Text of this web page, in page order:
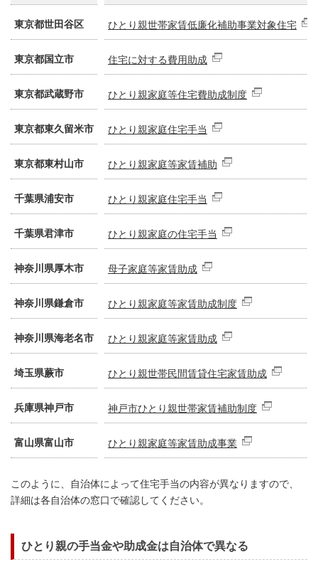
東京都世田谷区 ひとり親世帯家賃低廉化補助事業対象住宅
東京都国立市 住宅に対する費用助成
東京都武蔵野市 ひとり親家庭等住宅費助成制度
東京都東久留米市 ひとり親家庭住宅手当
東京都東村山市 ひとり親家庭等家賃補助
千葉県浦安市 ひとり親家庭住宅手当
千葉県君津市 ひとり親家庭の住宅手当
神奈川県厚木市 母子家庭等家賃助成
神奈川県鎌倉市 ひとり親家庭等家賃助成制度
神奈川県海老名市 ひとり親家庭等家賃助成
埼玉県蕨市 ひとり親世帯民間賃貸住宅家賃助成
兵庫県神戸市 神戸市ひとり親世帯家賃補助制度
富山県富山市 ひとり親家庭等家賃助成事業
このように、自治体によって住宅手当の内容が異なりますので、
詳細は各自治体の窓口で確認してください。
ひとり親の手当金や助成金は自治体で異なる